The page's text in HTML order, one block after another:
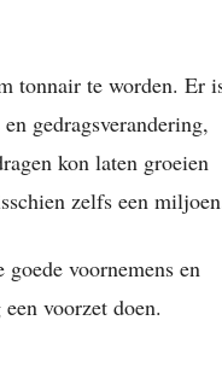
tonnair te worden. Er
gedragsverandering,
kon laten groeien
zelfs een
voornemens en
voorzet doen.